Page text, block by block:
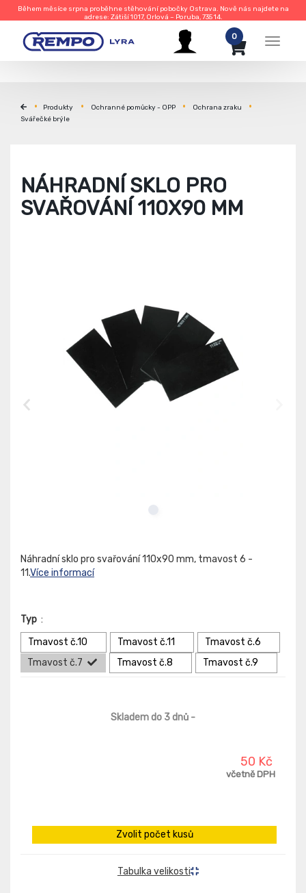
Během měsíce srpna proběhne stěhování pobočky Ostrava. Nově nás najdete na
adrese: Zátiší 1017, Orlová – Poruba, 735 14.
Menu
0
Produkty Ochranné pomůcky - OPP
Ochrana zraku
Svářečké brýle
NÁHRADNÍ SKLO PRO
SVAŘOVÁNÍ 110X90 MM
Náhradní sklo pro svařování 110x90 mm, tmavost 6 -
11.Více informací
Typ :
Tmavost č.10
Tmavost č.11
Tmavost č.6
Tmavost č.7
Tmavost č.8 Tmavost č.9
Skladem do 3 dnů -
50 Kč
včetně DPH
Zvolit počet kusů
Tabulka velikosti